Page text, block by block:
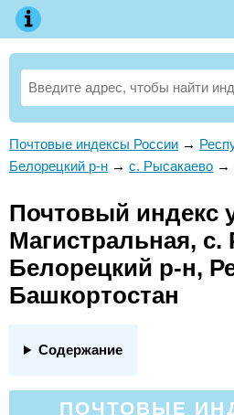
Почтовые индексы России →
Белорецкий р-н → с. Рысакаево →
Почтовый индекс
Магистральная, с.
Белорецкий р-н,
Башкортостан
Содержание
ПОЧТОВЫЕ